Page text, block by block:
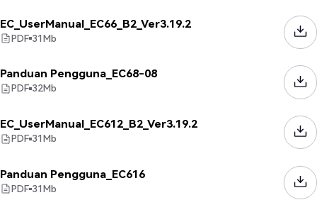
EC_UserManual_EC66_B2_Ver3.19.2
PDF 31Mb
Panduan Pengguna_EC68-08
PDF 32Mb
EC_UserManual_EC612_B2_Ver3.19.2
PDF 31Mb
Panduan Pengguna_EC616
PDF 31Mb